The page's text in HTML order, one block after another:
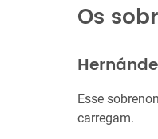
Os
Esse
carregam.